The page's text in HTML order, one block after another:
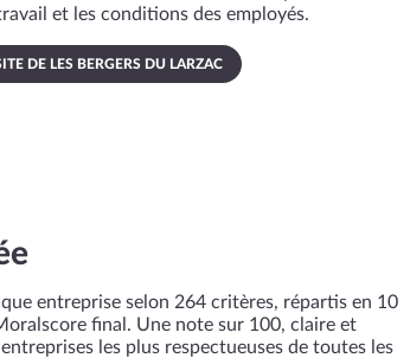
et les conditions des employés.
DE LES BERGERS DU LARZAC
entreprise selon 264 critères, répartis en 10
final. Une note sur 100, claire et
les plus respectueuses de toutes les